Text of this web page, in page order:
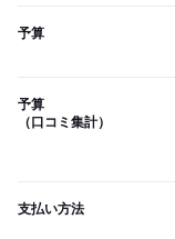
予算
予算
（口コミ集計）
支払い方法